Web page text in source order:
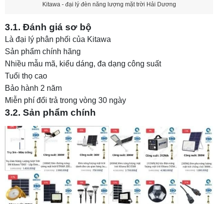
Kitawa - đại lý đèn năng lượng mặt trời Hải Dương
3.1. Đánh giá sơ bộ
Là đại lý phân phối của Kitawa
Sản phẩm chính hãng
Nhiều mẫu mã, kiểu dáng, đa dạng công suất
Tuổi thọ cao
Bảo hành 2 năm
Miễn phí đổi trả trong vòng 30 ngày
3.2. Sản phẩm chính